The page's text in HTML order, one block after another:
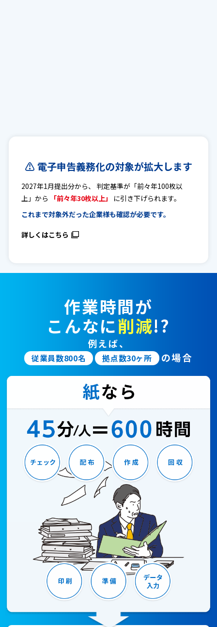
⚠ 電子申告義務化の対象が拡大します
2027年1月提出分から、 判定基準が「前々年100枚以
上」から
「前々年30枚以上」
に引き下げられます。
これまで対象外だった企業様も確認が必要です。
詳しくはこちら
作業時間が
こんなに削減!?
例えば、
従業員数800名 拠点数30ヶ所 の場合